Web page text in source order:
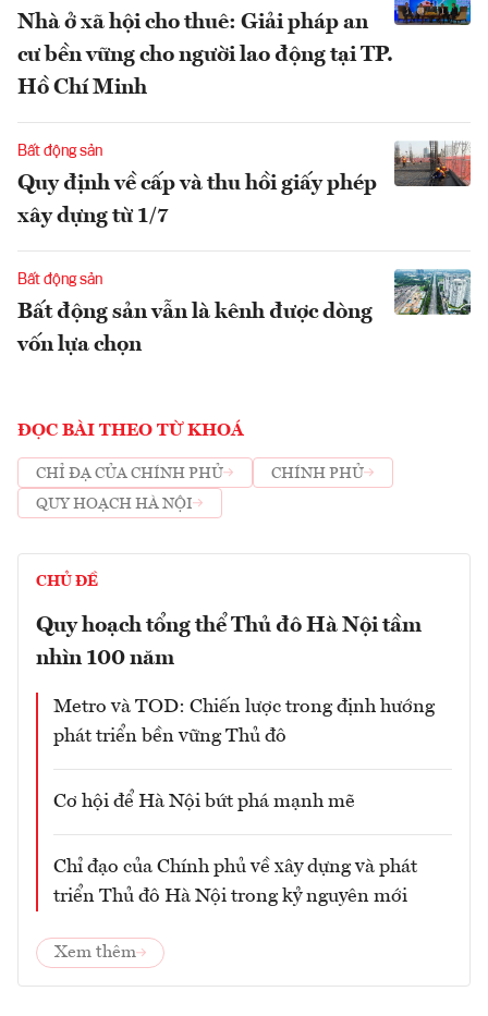
Nhà ở xã hội cho thuê: Giải pháp an
cư bền vững cho người lao động tại TP.
Hồ Chí Minh
Bất động sản
Quy định về cấp và thu hồi giấy phép
xây dựng từ 1/7
Bất động sản
Bất động sản vẫn là kênh được dòng
vốn lựa chọn
ĐỌC BÀI THEO TỪ KHOÁ
CHỈ ĐẠ CỦA CHÍNH PHỦ
CHÍNH PHỦ
QUY HOẠCH HÀ NỘI
CHỦ ĐỀ
Quy hoạch tổng thể Thủ đô Hà Nội tầm
nhìn 100 năm
Metro và TOD: Chiến lược trong định hướng
phát triển bền vững Thủ đô
Cơ hội để Hà Nội bứt phá mạnh mẽ
Chỉ đạo của Chính phủ về xây dựng và phát
triển Thủ đô Hà Nội trong kỷ nguyên mới
Xem thêm